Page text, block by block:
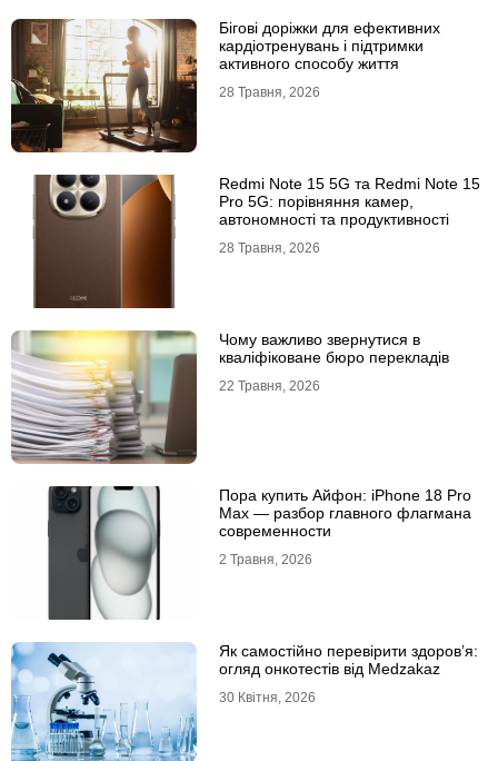
Бігові доріжки для ефективних
кардіотренувань і підтримки
активного способу життя
28 Травня, 2026
Redmi Note 15 5G та Redmi Note 15
Pro 5G: порівняння камер,
автономності та продуктивності
28 Травня, 2026
Чому важливо звернутися в
кваліфіковане бюро перекладів
22 Травня, 2026
Пора купить Айфон: iPhone 18 Pro
Max — разбор главного флагмана
современности
2 Травня, 2026
Як самостійно перевірити здоров’я:
огляд онкотестів від Medzakaz
30 Квітня, 2026